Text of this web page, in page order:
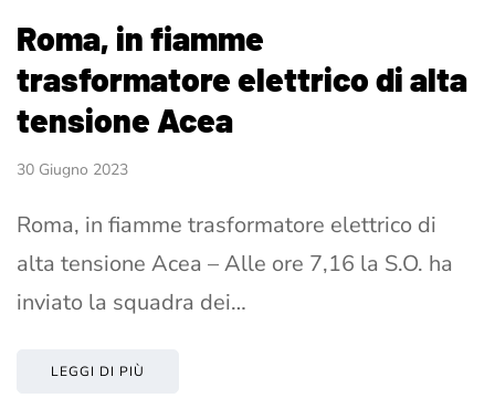
Roma, in fiamme
trasformatore elettrico di alta
tensione Acea
30 Giugno 2023
Roma, in fiamme trasformatore elettrico di
alta tensione Acea – Alle ore 7,16 la S.O. ha
inviato la squadra dei…
LEGGI DI PIÙ